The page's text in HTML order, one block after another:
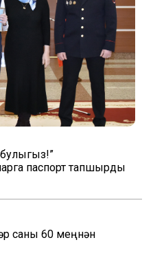
паспорт тапшырды
саны 60 меңнән